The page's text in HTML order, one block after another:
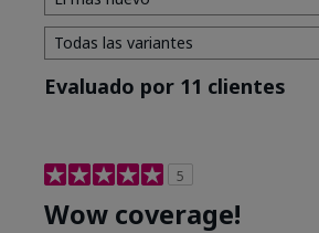
Evaluado por 11 clientes
5
Wow coverage!